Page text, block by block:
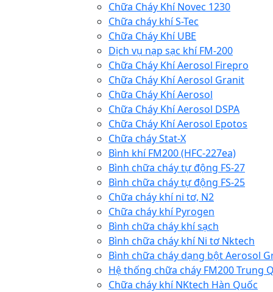
Chữa Cháy Khí Novec 1230
Chữa cháy khí S-Tec
Chữa Cháy Khí UBE
Dịch vụ nạp sạc khí FM-200
Chữa Cháy Khí Aerosol Firepro
Chữa Cháy Khí Aerosol Granit
Chữa Cháy Khí Aerosol
Chữa Cháy Khí Aerosol DSPA
Chữa Cháy Khí Aerosol Epotos
Chữa cháy Stat-X
Bình khí FM200 (HFC-227ea)
Bình chữa cháy tự động FS-27
Bình chữa cháy tự động FS-25
Chữa cháy khí ni tơ, N2
Chữa cháy khí Pyrogen
Bình chữa cháy khí sạch
Bình chữa cháy khí Ni tơ Nktech
Bình chữa cháy dạng bột Aerosol
Hệ thống chữa cháy FM200 Trung
Chữa cháy khí NKtech Hàn Quốc